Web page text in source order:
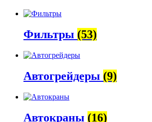
Фильтры (53)
Автогрейдеры (9)
Автокраны (16)